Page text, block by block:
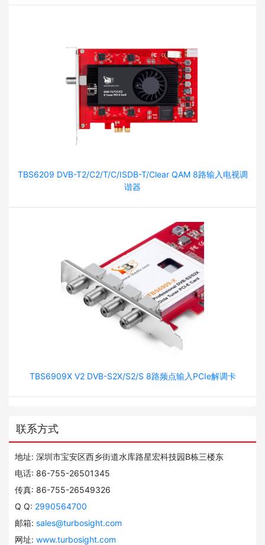
TBS6209 DVB-T2/C2/T/C/ISDB-T/Clear QAM 8路输入电视调
谐器
TBS6909X V2 DVB-S2X/S2/S 8路频点输入PCIe解调卡
联系方式
地址: 深圳市宝安区西乡街道水库路星宏科技园B栋三楼东
电话: 86-755-26501345
传真: 86-755-26549326
Q Q: 2990564700
邮箱: sales@turbosight.com
网址: www.turbosight.com